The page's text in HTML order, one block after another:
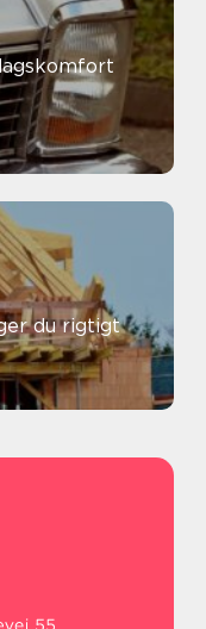
du rigtigt